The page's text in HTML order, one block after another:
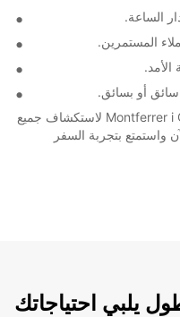
الساعة.
المستمرين.
سائق أو بسائق.
استفد من تأجير السيارات في Montferrer i Castellbò لاستكشاف جميع
واستمتع بتجربة السفر
يلبي احتياجاتك